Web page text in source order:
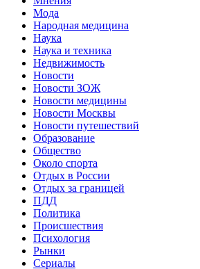
Мода
Народная медицина
Наука
Наука и техника
Недвижимость
Новости
Новости ЗОЖ
Новости медицины
Новости Москвы
Новости путешествий
Образование
Общество
Около спорта
Отдых в России
Отдых за границей
ПДД
Политика
Происшествия
Психология
Рынки
Сериалы